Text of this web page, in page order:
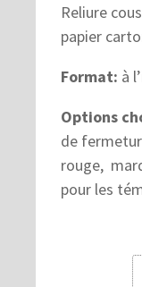
Reliure
papier
Format: à
Options
de
rouge,
pour les